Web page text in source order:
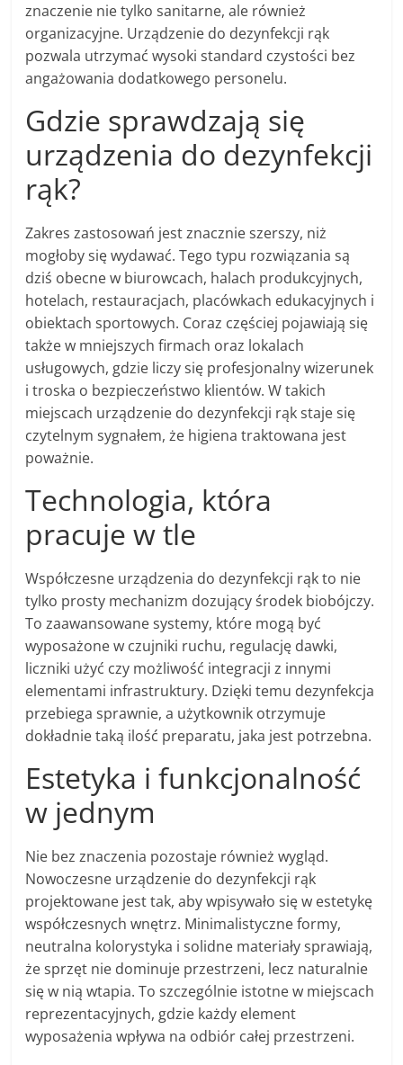
znaczenie nie tylko sanitarne, ale również
organizacyjne. Urządzenie do dezynfekcji rąk
pozwala utrzymać wysoki standard czystości bez
angażowania dodatkowego personelu.
Gdzie sprawdzają się
urządzenia do dezynfekcji
rąk?
Zakres zastosowań jest znacznie szerszy, niż
mogłoby się wydawać. Tego typu rozwiązania są
dziś obecne w biurowcach, halach produkcyjnych,
hotelach, restauracjach, placówkach edukacyjnych i
obiektach sportowych. Coraz częściej pojawiają się
także w mniejszych firmach oraz lokalach
usługowych, gdzie liczy się profesjonalny wizerunek
i troska o bezpieczeństwo klientów. W takich
miejscach urządzenie do dezynfekcji rąk staje się
czytelnym sygnałem, że higiena traktowana jest
poważnie.
Technologia, która
pracuje w tle
Współczesne urządzenia do dezynfekcji rąk to nie
tylko prosty mechanizm dozujący środek biobójczy.
To zaawansowane systemy, które mogą być
wyposażone w czujniki ruchu, regulację dawki,
liczniki użyć czy możliwość integracji z innymi
elementami infrastruktury. Dzięki temu dezynfekcja
przebiega sprawnie, a użytkownik otrzymuje
dokładnie taką ilość preparatu, jaka jest potrzebna.
Estetyka i funkcjonalność
w jednym
Nie bez znaczenia pozostaje również wygląd.
Nowoczesne urządzenie do dezynfekcji rąk
projektowane jest tak, aby wpisywało się w estetykę
współczesnych wnętrz. Minimalistyczne formy,
neutralna kolorystyka i solidne materiały sprawiają,
że sprzęt nie dominuje przestrzeni, lecz naturalnie
się w nią wtapia. To szczególnie istotne w miejscach
reprezentacyjnych, gdzie każdy element
wyposażenia wpływa na odbiór całej przestrzeni.